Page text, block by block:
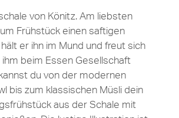
von Könitz. Am liebsten
Frühstück einen saftigen
er ihn im Mund und freut sich
ihm beim Essen Gesellschaft
du von der modernen
bis zum klassischen Müsli dein
aus der Schale mit